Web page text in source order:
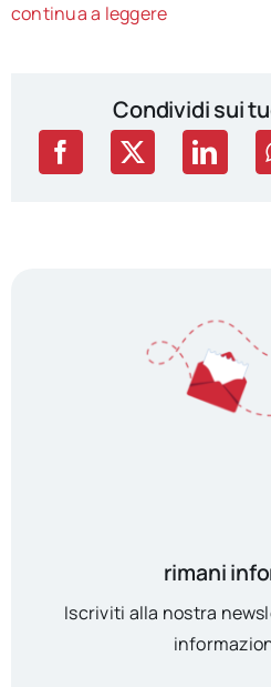
continua a leggere
Condividi sui
rimani
Iscriviti alla nostra